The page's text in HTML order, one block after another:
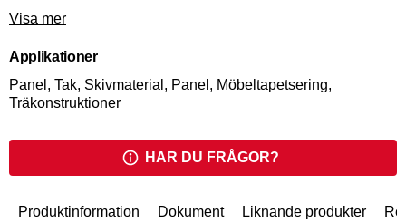
AC20216BL är perfekt för användning tillsammans med små
till medium stora luftverktyg, handtaget gör kompressorn
Visa mer
Applikationer
Panel, Tak, Skivmaterial, Panel, Möbeltapetsering,
Träkonstruktioner
HAR DU FRÅGOR?
Produktinformation Dokument Liknande produkter